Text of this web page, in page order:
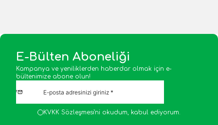
E-Bülten Aboneliği
Kampanya ve yeniliklerden haberdar olmak için e-
bültenimize abone olun!
KVKK Sözleşmesi'ni okudum, kabul ediyorum.